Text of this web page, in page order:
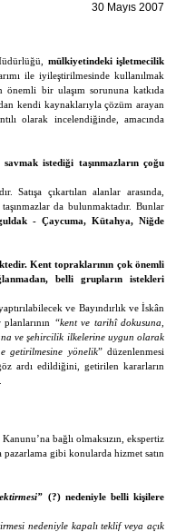
30 Mayıs 2007
mülkiyetindeki işletmecilik
ile iyileştirilmesinde kullanılmak
önemli bir ulaşım sorununa katkıda
kendi kaynaklarıyla çözüm arayan
olarak incelendiğinde, amacında
istediği taşınmazların çoğu
Satışa çıkartılan alanlar arasında,
da bulunmaktadır. Bunlar
- Çaycuma, Kütahya, Niğde
Kent topraklarının çok önemli
belli grupların istekleri
ve Bayındırlık ve İskân
“kent ve tarihî dokusuna,
ve şehircilik ilkelerine uygun olarak
getirilmesine yönelik” düzenlenmesi
ardı edildiğini, getirilen kararların
bağlı olmaksızın, ekspertiz
gibi konularda hizmet satın
(?) nedeniyle belli kişilere
nedeniyle kapalı teklif veya açık